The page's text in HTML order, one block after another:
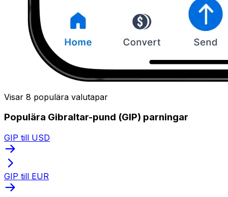
Visar 8 populära valutapar
Populära Gibraltar-pund (GIP) parningar
GIP till USD
GIP till EUR